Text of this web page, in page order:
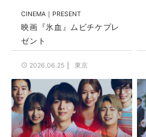
CINEMA PRESENT
映画『氷血』ムビチケプレ
ゼント
2026.06.25 東京